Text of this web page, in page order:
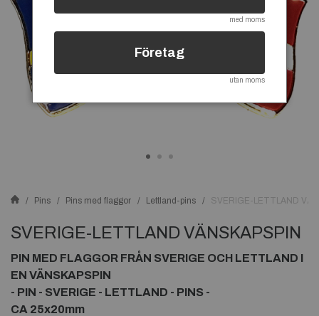
Pins Pins med flaggor Lettland-pins SVERIGE-LETTLAND
SVERIGE-LETTLAND VÄNSKAPSPIN
PIN MED FLAGGOR FRÅN SVERIGE OCH LETTLAND I
EN VÄNSKAPSPIN
- PIN - SVERIGE - LETTLAND - PINS -
CA 25x20mm
med moms
Företag
utan moms